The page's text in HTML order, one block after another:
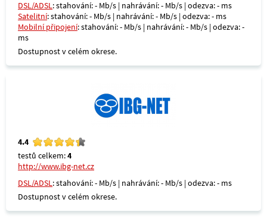
DSL/ADSL: stahování: - Mb/s | nahrávání: - Mb/s | odezva: - ms
Satelitní: stahování: - Mb/s | nahrávání: - Mb/s | odezva: - ms
Mobilní připojení: stahování: - Mb/s | nahrávání: - Mb/s | odezva: -
ms
Dostupnost v celém okrese.
4.4
testů celkem:4
http://www.ibg-net.cz
DSL/ADSL: stahování: - Mb/s | nahrávání: - Mb/s | odezva: - ms
Dostupnost v celém okrese.